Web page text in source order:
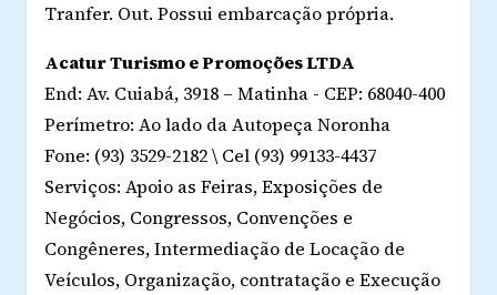
Tranfer. Out. Possui embarcação própria.
Acatur Turismo e Promoções LTDA
End: Av. Cuiabá, 3918 – Matinha - CEP: 68040-400
Perímetro: Ao lado da Autopeça Noronha
Fone: (93) 3529-2182 \ Cel (93) 99133-4437
Serviços: Apoio as Feiras, Exposições de
Negócios, Congressos, Convenções e
Congêneres, Intermediação de Locação de
Veículos, Organização, contratação e Execução